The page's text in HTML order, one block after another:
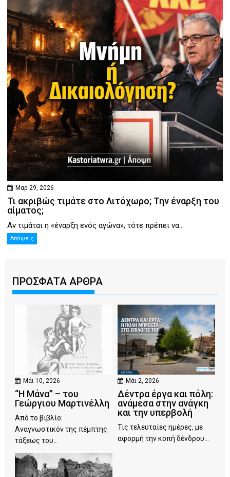
Μαρ 29, 2026
Τι ακριβώς τιμάτε στο Λιτόχωρο; Την έναρξη του
αίματος;
Αν τιμάται η «έναρξη ενός αγώνα», τότε πρέπει να...
Απόψεις
ΠΡΟΣΦΑΤΑ ΑΡΘΡΑ
Μάι 10, 2026
“Η Μάνα” – του
Γεώργιου Μαρτινέλλη
Από το βιβλίο:
Αναγνωστικόν της πέμπτης
τάξεως του...
Μάι 2, 2026
Δέντρα έργα και πόλη:
ανάμεσα στην ανάγκη
και την υπερβολή
Τις τελευταίες ημέρες, με
αφορμή την κοπή δένδρου...